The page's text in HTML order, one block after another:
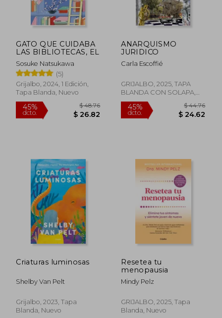
GATO QUE CUIDABA
LAS BIBLIOTECAS, EL
Sosuke Natsukawa
(5)
Grijalbo, 2024, 1 Edición,
Tapa Blanda, Nuevo
ANARQUISMO
JURIDICO
Carla Escoffié
GRIJALBO, 2025, TAPA
BLANDA CON SOLAPA,
Nuevo
Criaturas luminosas
Shelby Van Pelt
Grijalbo, 2023, Tapa
Blanda, Nuevo
Resetea tu
menopausia
Mindy Pelz
GRIJALBO, 2025, Tapa
Blanda, Nuevo